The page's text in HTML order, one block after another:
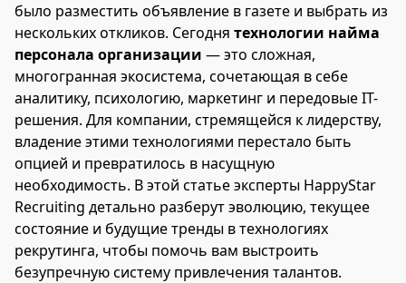
было разместить объявление в газете и выбрать из
нескольких откликов. Сегодня технологии найма
персонала организации — это сложная,
многогранная экосистема, сочетающая в себе
аналитику, психологию, маркетинг и передовые IT-
решения. Для компании, стремящейся к лидерству,
владение этими технологиями перестало быть
опцией и превратилось в насущную
необходимость. В этой статье эксперты HappyStar
Recruiting детально разберут эволюцию, текущее
состояние и будущие тренды в технологиях
рекрутинга, чтобы помочь вам выстроить
безупречную систему привлечения талантов.